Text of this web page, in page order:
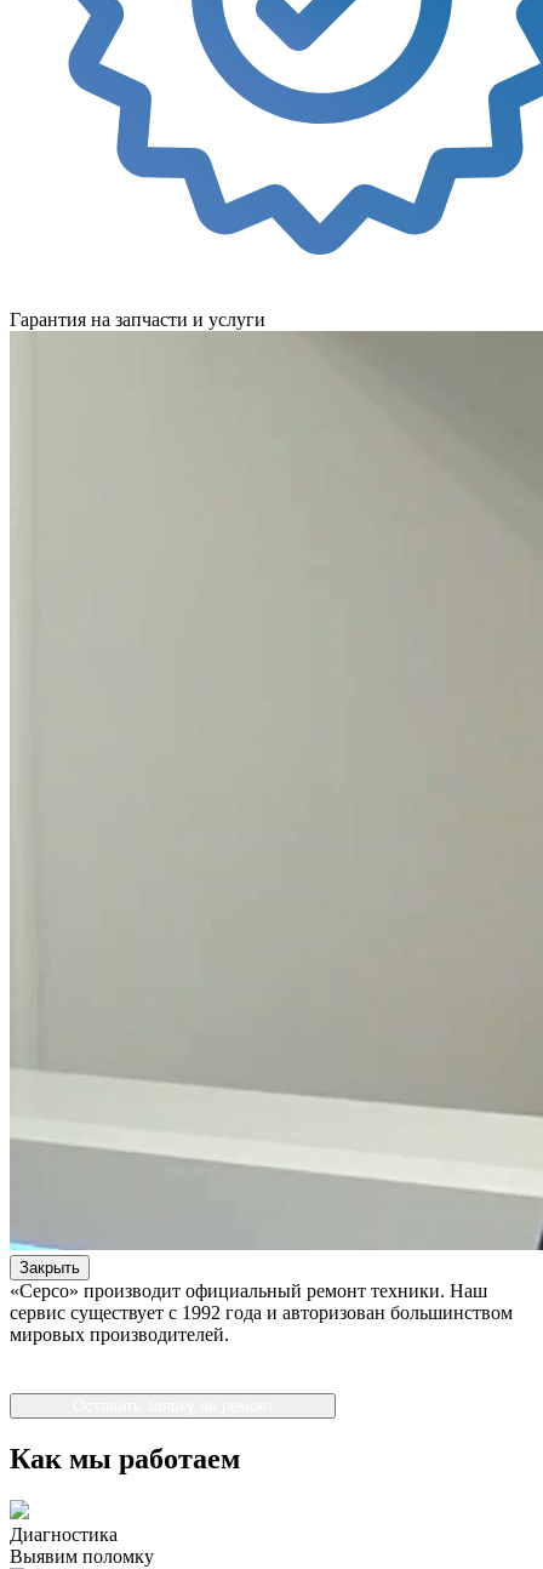
Гарантия на запчасти и услуги
Закрыть
«Серсо» производит официальный ремонт техники. Наш
сервис существует с 1992 года и авторизован большинством
мировых производителей.
Как мы работаем
Диагностика
Выявим поломку